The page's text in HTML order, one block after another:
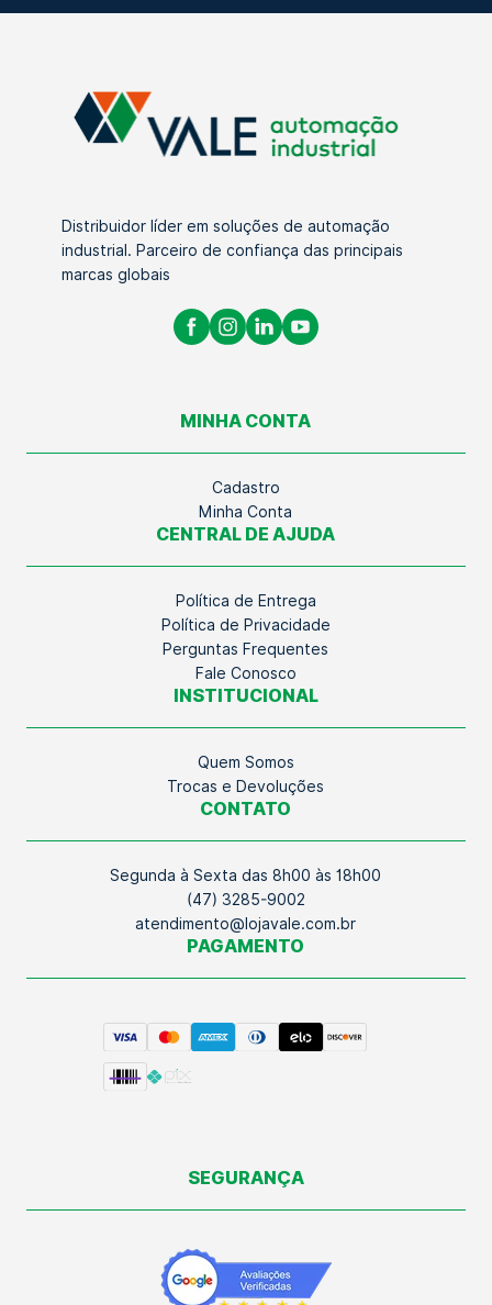
Distribuidor líder em soluções de automação
industrial. Parceiro de confiança das principais
marcas globais
MINHA CONTA
Cadastro
Minha Conta
CENTRAL DE AJUDA
Política de Entrega
Política de Privacidade
Perguntas Frequentes
Fale Conosco
INSTITUCIONAL
Quem Somos
Trocas e Devoluções
CONTATO
Segunda à Sexta das 8h00 às 18h00
(47) 3285-9002
atendimento@lojavale.com.br
PAGAMENTO
SEGURANÇA